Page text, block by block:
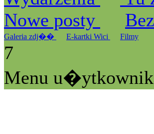
Nowe posty
Galeria zdj�� E-kartki Wici Filmy
7
Menu